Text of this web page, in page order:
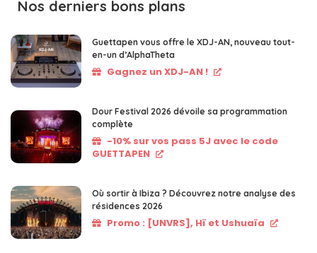
Nos derniers bons plans
Guettapen vous offre le XDJ-AN, nouveau tout-
en-un d’AlphaTheta
Gagnez un XDJ-AN !
Dour Festival 2026 dévoile sa programmation
complète
-10% sur vos pass 5J avec le code
GUETTAPEN
Où sortir à Ibiza ? Découvrez notre analyse des
résidences 2026
Promo : [UNVRS], Hï et Ushuaïa